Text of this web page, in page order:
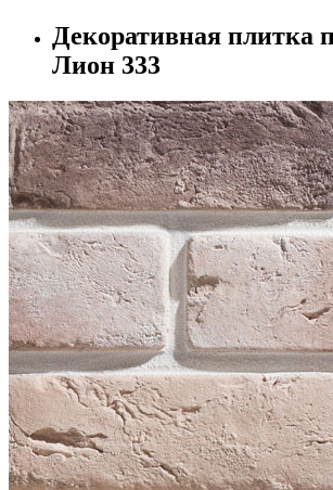
Декоративная плитка
Лион 333